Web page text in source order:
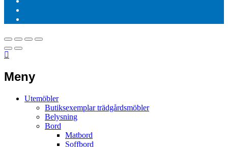
Meny
Utemöbler
Butiksexemplar trädgårdsmöbler
Belysning
Bord
Matbord
Soffbord